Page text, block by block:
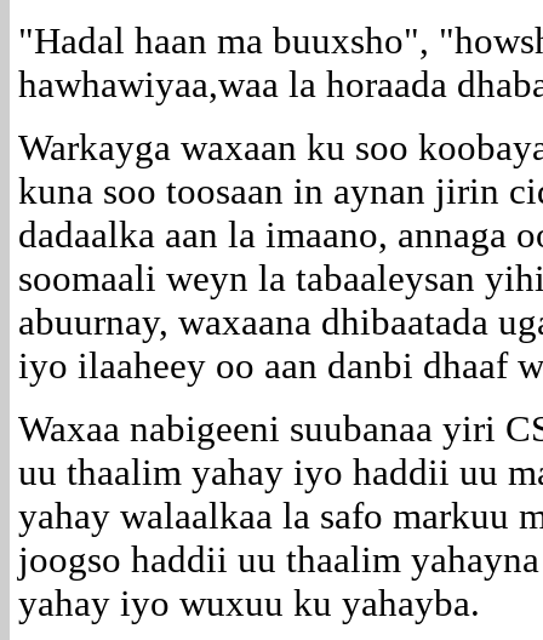
"Hadal haan ma buuxsho",
hawhawiyaa,waa la horaada
Warkayga waxaan ku soo
kuna soo toosaan in aynan jirin
dadaalka aan la imaano, annaga
soomaali weyn la tabaaleysan
abuurnay, waxaana dhibaatada
iyo ilaaheey oo aan danbi dhaaf
Waxaa nabigeeni suubanaa yiri
uu thaalim yahay iyo haddii uu
yahay walaalkaa la safo markuu
joogso haddii uu thaalim
yahay iyo wuxuu ku yahayba.